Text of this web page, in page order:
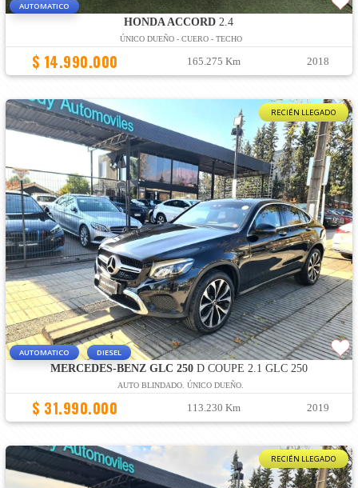
AUTOMATICO
HONDA ACCORD 2.4
ÚNICO DUEÑO - CUERO - TECHO
$ 14.990.000 165.275 Km 2018
RECIÉN LLEGADO
AUTOMATICO DIESEL
MERCEDES-BENZ GLC 250D COUPE 2.1 GLC 250
AUTO BLINDADO. ÚNICO DUEÑO.
$ 31.990.000 113.230 Km 2019
RECIÉN LLEGADO